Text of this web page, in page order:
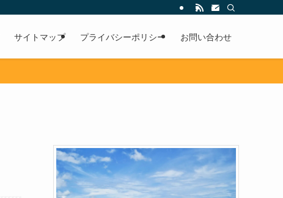
サイトマップ プライバシーポリシー お問い合わせ